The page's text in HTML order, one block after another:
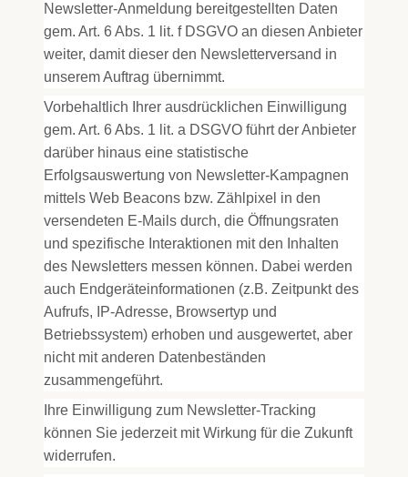
Newsletter-Anmeldung bereitgestellten Daten
gem. Art. 6 Abs. 1 lit. f DSGVO an diesen Anbieter
weiter, damit dieser den Newsletterversand in
unserem Auftrag übernimmt.
Vorbehaltlich Ihrer ausdrücklichen Einwilligung
gem. Art. 6 Abs. 1 lit. a DSGVO führt der Anbieter
darüber hinaus eine statistische
Erfolgsauswertung von Newsletter-Kampagnen
mittels Web Beacons bzw. Zählpixel in den
versendeten E-Mails durch, die Öffnungsraten
und spezifische Interaktionen mit den Inhalten
des Newsletters messen können. Dabei werden
auch Endgeräteinformationen (z.B. Zeitpunkt des
Aufrufs, IP-Adresse, Browsertyp und
Betriebssystem) erhoben und ausgewertet, aber
nicht mit anderen Datenbeständen
zusammengeführt.
Ihre Einwilligung zum Newsletter-Tracking
können Sie jederzeit mit Wirkung für die Zukunft
widerrufen.